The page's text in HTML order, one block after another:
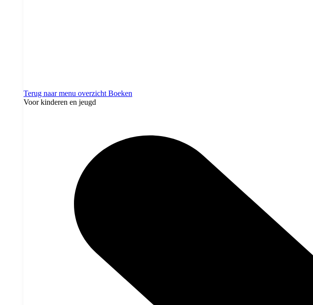
Terug naar menu overzicht Boeken
Voor kinderen en jeugd